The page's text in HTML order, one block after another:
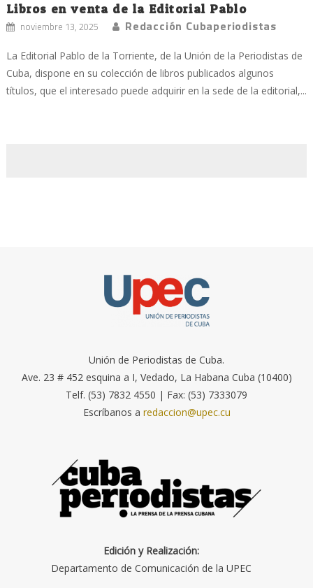
Libros en venta de la Editorial Pablo
noviembre 13, 2025 Redacción Cubaperiodistas
La Editorial Pablo de la Torriente, de la Unión de la Periodistas de
Cuba, dispone en su colección de libros publicados algunos
títulos, que el interesado puede adquirir en la sede de la editorial,...
Unión de Periodistas de Cuba.
Ave. 23 # 452 esquina a I, Vedado, La Habana Cuba (10400)
Telf. (53) 7832 4550 | Fax: (53) 7333079
Escríbanos a redaccion@upec.cu
Edición y Realización:
Departamento de Comunicación de la UPEC